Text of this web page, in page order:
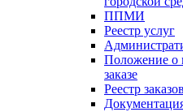
ППМИ
Реестр услуг
Положение о
заказе
Реестр заказов